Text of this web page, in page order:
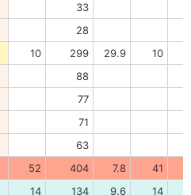
33
28
10 299 29.9
10
88
77
71
63
52 404 7.8
41
14 134 9.6
14